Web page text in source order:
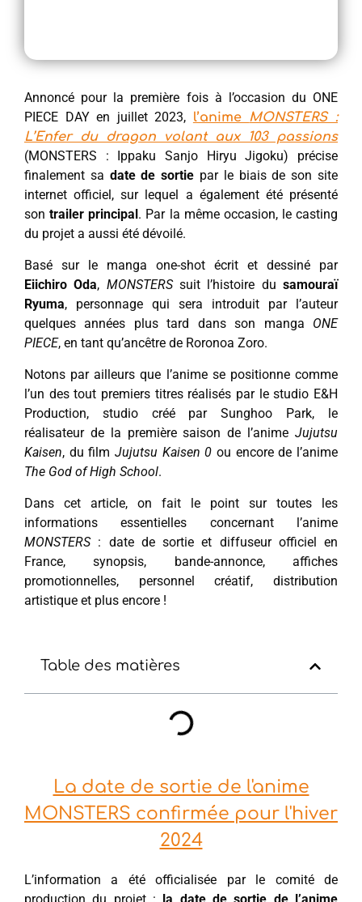
Annoncé pour la première fois à l’occasion du ONE
PIECE DAY en juillet 2023, l’anime MONSTERS :
L’Enfer du dragon volant aux 103 passions
(MONSTERS : Ippaku Sanjo Hiryu Jigoku) précise
finalement sa date de sortie par le biais de son site
internet officiel, sur lequel a également été présenté
sontrailer principal . Par la même occasion, le casting
du projet a aussi été dévoilé.
Basé sur le manga one-shot écrit et dessiné par
Eiichiro Oda, MONSTERSsuit l’histoire dusamouraï
Ryuma, personnage qui sera introduit par l’auteur
quelques années plus tard dans son manga ONE
PIECE, en tant qu’ancêtre de Roronoa Zoro.
Notons par ailleurs que l’anime se positionne comme
l’un des tout premiers titres réalisés par le studio E&H
Production, studio créé par Sunghoo Park, le
réalisateur de la première saison de l’anime Jujutsu
Kaisen, du film Jujutsu Kaisen 0 ou encore de l’anime
The God of High School.
Dans cet article, on fait le point sur toutes les
informations essentielles concernant l’anime
MONSTERS: date de sortie et diffuseur officiel en
France, synopsis, bande-annonce, affiches
promotionnelles, personnel créatif, distribution
artistique et plus encore !
Table des matières
La date de sortie de l'anime
MONSTERS confirmée pour l'hiver
2024
L’information a été officialisée par le comité de